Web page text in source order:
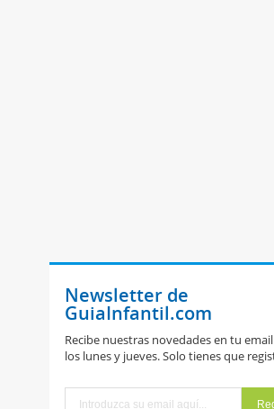
Newsletter de
GuiaInfantil.com
Recibe nuestras novedades en tu
los lunes y jueves. Solo tienes que